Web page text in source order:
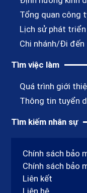
Tổng quan công
Lịch sử phát triển
Chi nhánh/Đi đến
Tìm việc làm
Quá trình giới
Thông tin tuyển
Tìm kiếm nhân sự
Chính sách bảo
Chính sách bảo
Liên kết
Liên hệ